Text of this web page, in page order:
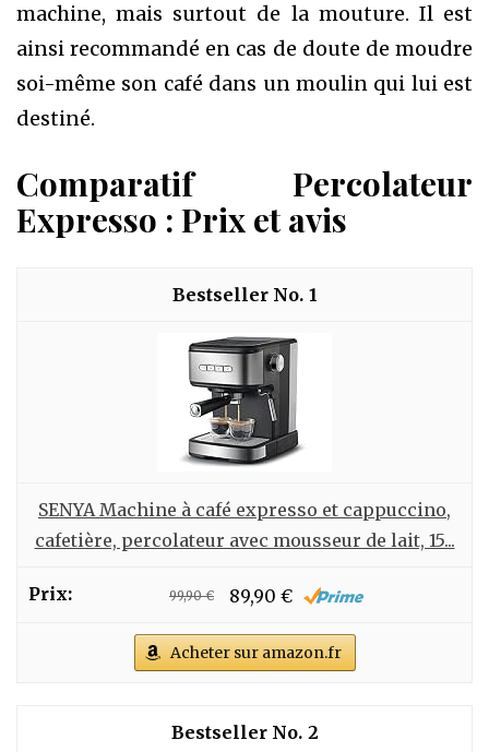
machine, mais surtout de la mouture. Il est
ainsi recommandé en cas de doute de moudre
soi-même son café dans un moulin qui lui est
destiné.
Comparatif Percolateur
Expresso : Prix et avis
1
SENYA Machine à café expresso et cappuccino,
cafetière, percolateur avec mousseur de lait, 15...
99,90 € 89,90 €
Acheter sur amazon.fr
2